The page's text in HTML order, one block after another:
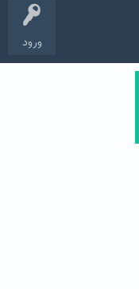
ورود